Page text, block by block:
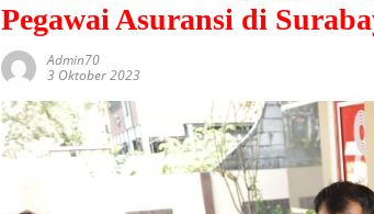
Pegawai Asuransi di
Admin70
3 Oktober 2023